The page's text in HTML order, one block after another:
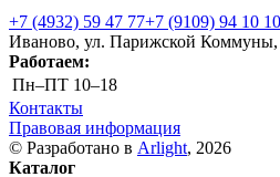
+7 (4932) 59 47 77+7 (9109) 94 10 10
Иваново, ул. Парижской Коммуны,
Работаем:
Пн–ПТ 10–18
Контакты
Правовая информация
© Разработано в Arlight, 2026
Каталог